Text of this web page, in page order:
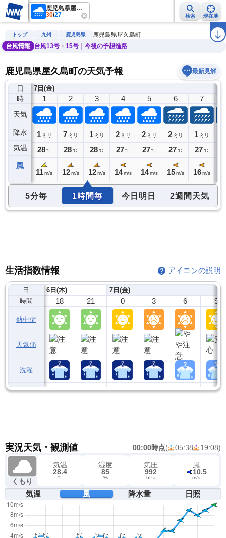
鹿児島県屋久島町
30/27 検索 現在地
雨雲レーダー 台風情報 地震情報 警報・注意報 ラ
トップ 九州 鹿児島県
鹿児島県屋久島町
台風情報
台風13号・15号｜今後の予想進路
鹿児島県屋久島町の天気予報 最新見解
日
時
天気
降水
気温
風
7日(金)
0
1ミリ
28℃
11
1
1 ミリ
28℃
11m/s
2
7 ミリ
28℃
12 m/s
3
1 ミリ
28℃
12 m/s
4
2 ミリ
27℃
14 m/s
5
2 ミリ
27℃
14 m/s
6
2 ミリ
27℃
15 m/s
7
1 ミリ
27℃
16 m/s
5分毎 1時間毎 今日明日 2週間天気
生活指数情報 アイコンの説明
日
時間
熱中症
天気痛
洗濯
6日(木)
18 21
7日(金)
0 3 6 9
実況天気・観測値 00:00時点( 05:38 19:08)
くもり
気温
28.4
℃
湿度
85
%
気圧
992
hPa
風
10.5
m/s
気温 風 降水量 日照